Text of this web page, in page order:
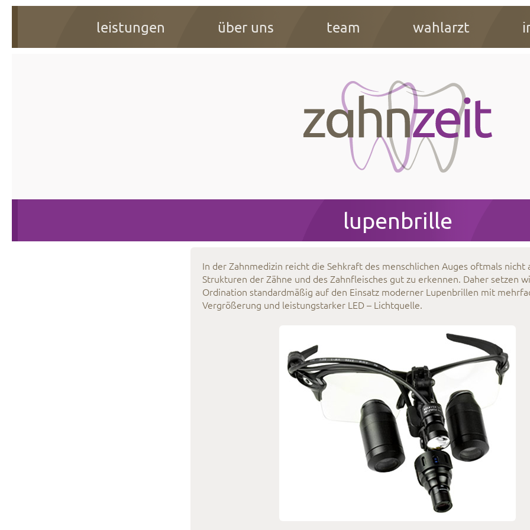
leistungen über uns team wahlarzt
lupenbrille
In der Zahnmedizin reicht die Sehkraft des menschlichen Auges oftmals nicht
Strukturen der Zähne und des Zahnfleisches gut zu erkennen. Daher setzen
Ordination standardmäßig auf den Einsatz moderner Lupenbrillen mit
Vergrößerung und leistungstarker LED – Lichtquelle.